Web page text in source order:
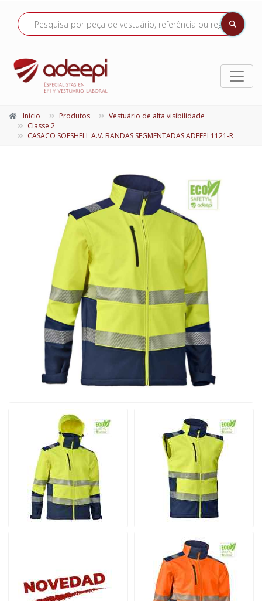
Inicio Produtos
Vestuário de alta visibilidade
Classe 2
CASACO SOFSHELL A.V. BANDAS SEGMENTADAS ADEEPI 1121-R